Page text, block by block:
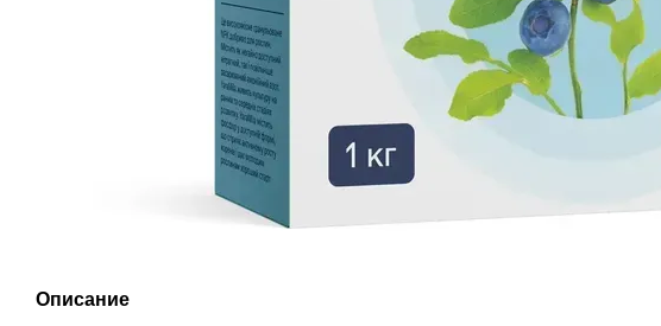
Описание